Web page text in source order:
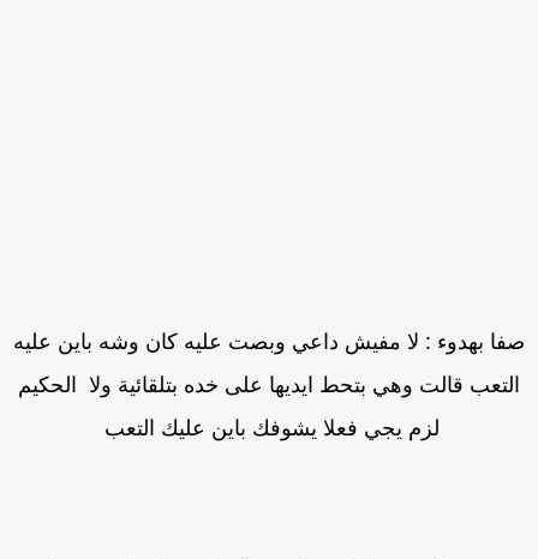
بهدوء : لا مفيش داعي وبصت عليه كان وشه باين عليه
قالت وهي بتحط ايديها على خده بتلقائية ولا الحكيم
لزم يجي فعلا يشوفك باين عليك التعب